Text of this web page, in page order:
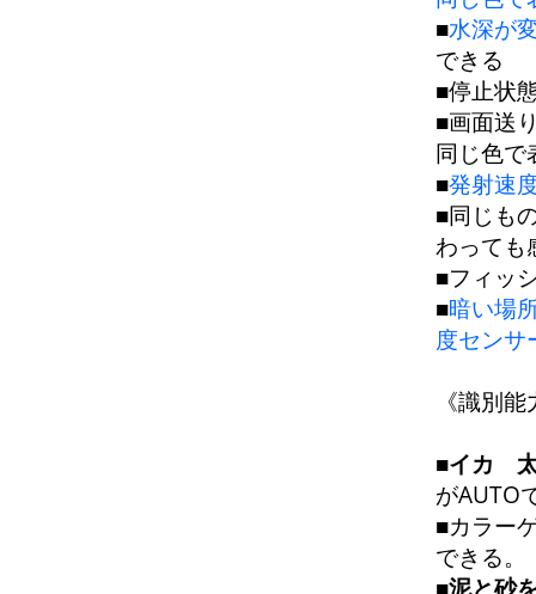
■水深が
できる
■停止状
■画面送
同じ色で
■発射速
■同じも
わっても
■フィッ
■暗い場
度センサ
《識別
■イカ 太
がAUTO
■カラー
できる。